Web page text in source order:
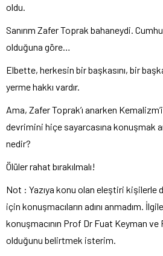
oldu.
Sanırım Zafer Toprak bahaneydi.
olduğuna göre…
Elbette, herkesin bir başkasını, bir
yerme hakkı vardır.
Ama, Zafer Toprak’ı anarken
devrimini hiçe sayarcasına konuşmak
nedir?
Ölüler rahat bırakılmalı!
Not : Yazıya konu olan eleştiri kişilerle
için konuşmacıların adını anmadım.
konuşmacının Prof Dr Fuat Keyman ve
olduğunu belirtmek isterim.